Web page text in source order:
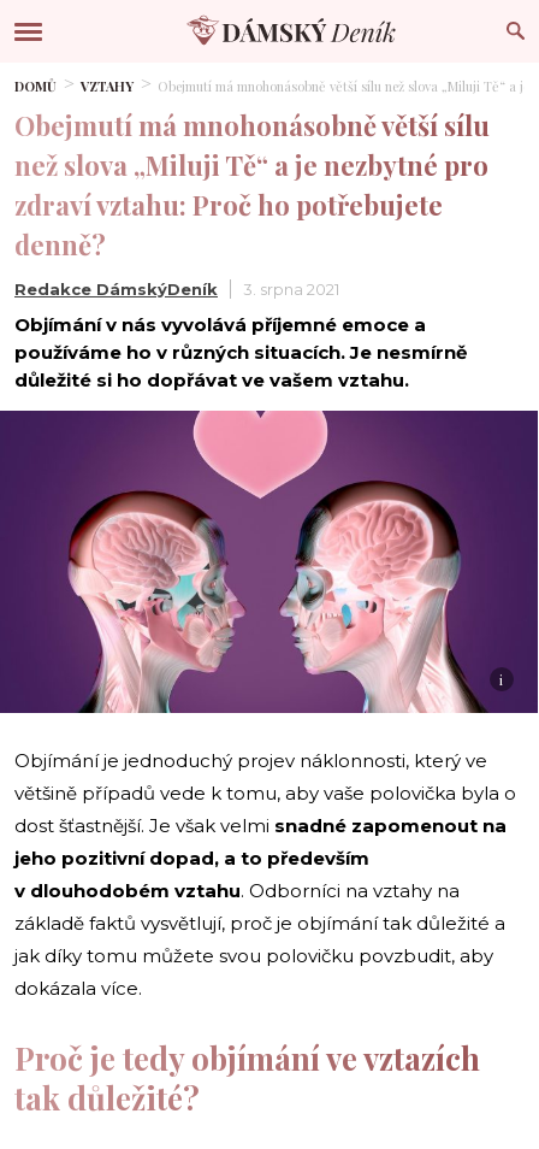
DOMŮ VZTAHY Obejmutí má mnohonásobně větší sílu než slova „Miluji Tě“ a
Obejmutí má mnohonásobně větší sílu
než slova „Miluji Tě“ a je nezbytné pro
zdraví vztahu: Proč ho potřebujete
denně?
Redakce DámskýDeník 3. srpna 2021
Objímání v nás vyvolává příjemné emoce a
používáme ho v různých situacích. Je nesmírně
důležité si ho dopřávat ve vašem vztahu.
i
Objímání je jednoduchý projev náklonnosti, který ve
většině případů vede k tomu, aby vaše polovička byla o
dost šťastnější. Je však velmi snadné zapomenout na
jeho pozitivní dopad, a to především
v dlouhodobém vztahu. Odborníci na vztahy na
základě faktů vysvětlují, proč je objímání tak důležité a
jak díky tomu můžete svou polovičku povzbudit, aby
dokázala více.
Proč je tedy objímání ve vztazích
tak důležité?